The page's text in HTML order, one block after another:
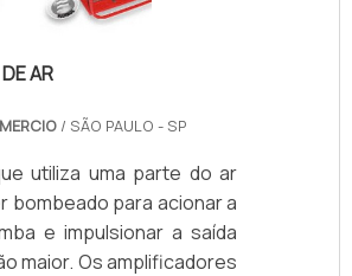
AR
/ SÃO PAULO - SP
utiliza uma parte do ar
bombeado para acionar a
e impulsionar a saída
maior. Os amplificadores